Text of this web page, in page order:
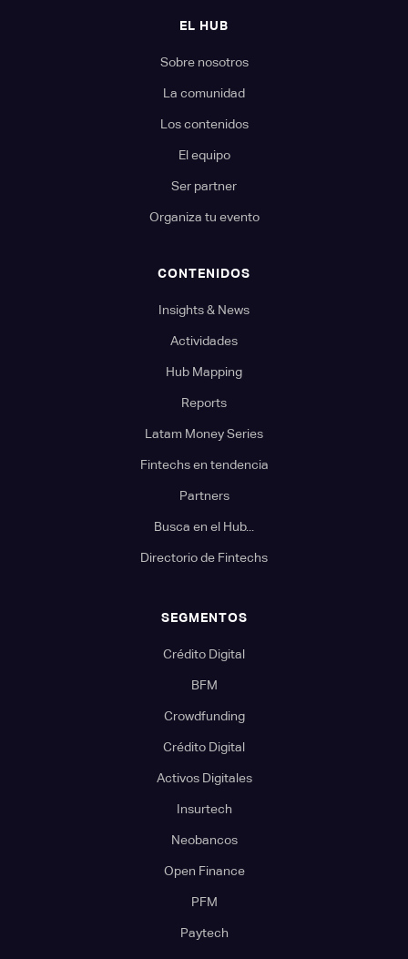
EL HUB
Sobre nosotros
La comunidad
Los contenidos
El equipo
Ser partner
Organiza tu evento
CONTENIDOS
Insights & News
Actividades
Hub Mapping
Reports
Latam Money Series
Fintechs en tendencia
Partners
Busca en el Hub...
Directorio de Fintechs
SEGMENTOS
Crédito Digital
BFM
Crowdfunding
Crédito Digital
Activos Digitales
Insurtech
Neobancos
Open Finance
PFM
Paytech